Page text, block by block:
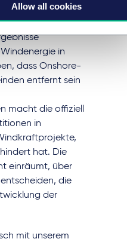
Allow all cookies
der Kapazität
ging die
in
dass Onshore-
entfernt sein
macht die offiziell
in
hat. Die
einräumt, über
die
der
mit unserem